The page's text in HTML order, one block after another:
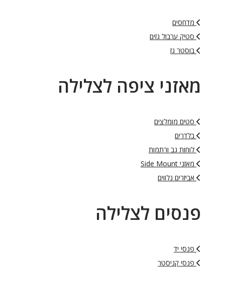
מדחסים
סטיק ערבול גזים
בוסטר גז
מאזני ציפה לצלילה
סטים מומלצים
בלדרים
לוחות גב ורתמות
מאזני Side Mount
אביזרים נלווים
פנסים לצלילה
פנסי יד
פנסי קניסטר